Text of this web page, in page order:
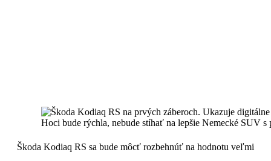
Hoci bude rýchla, nebude stíhať na lepšie Nemecké SUV
Škoda Kodiaq RS sa bude môcť rozbehnúť na hodnotu veľmi